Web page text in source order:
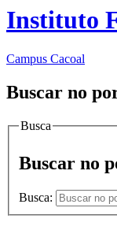
Instituto
Campus Cacoal
Buscar no
Busca
Buscar no
Busca: